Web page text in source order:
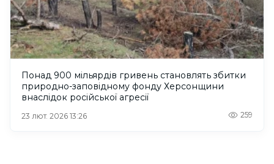
Понад 900 мільярдів гривень становлять збитки
природно-заповідному фонду Херсонщини
внаслідок російської агресії
23 лют. 2026 13:26 259